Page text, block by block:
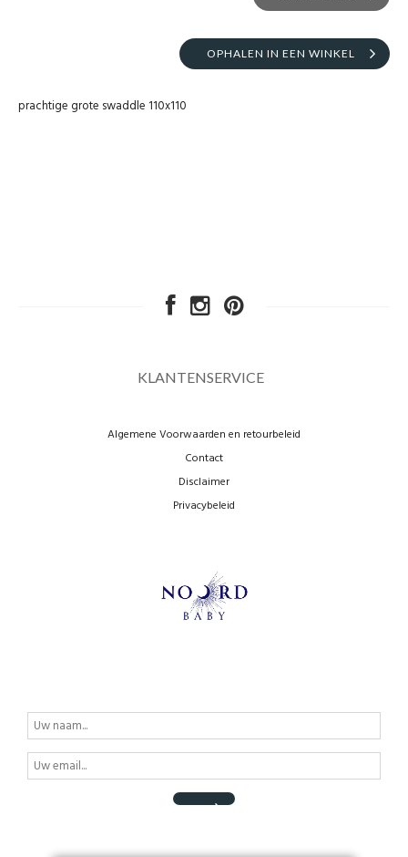
OPHALEN IN EEN WINKEL
prachtige grote swaddle 110x110
KLANTENSERVICE
Algemene Voorwaarden en retourbeleid
Contact
Disclaimer
Privacybeleid